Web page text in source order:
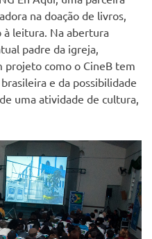
na doação de livros,
à leitura. Na abertura
padre da igreja,
projeto como o CineB tem
e da possibilidade
uma atividade de cultura,